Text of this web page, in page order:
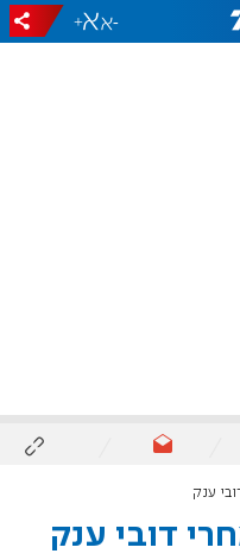
-
+
ענק
דובי ענק